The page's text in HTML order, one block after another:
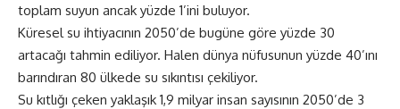
toplam suyun ancak yüzde 1’ini buluyor.
Küresel su ihtiyacının 2050’de bugüne göre yüzde 30
artacağı tahmin ediliyor. Halen dünya nüfusunun yüzde 40’ını
barındıran 80 ülkede su sıkıntısı çekiliyor.
Su kıtlığı çeken yaklaşık 1,9 milyar insan sayısının 2050’de 3